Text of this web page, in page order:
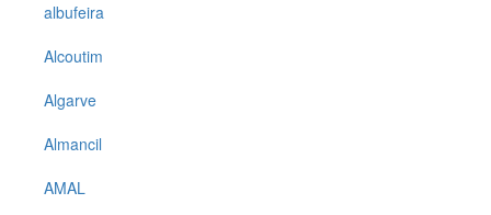
albufeira
Alcoutim
Algarve
Almancil
AMAL